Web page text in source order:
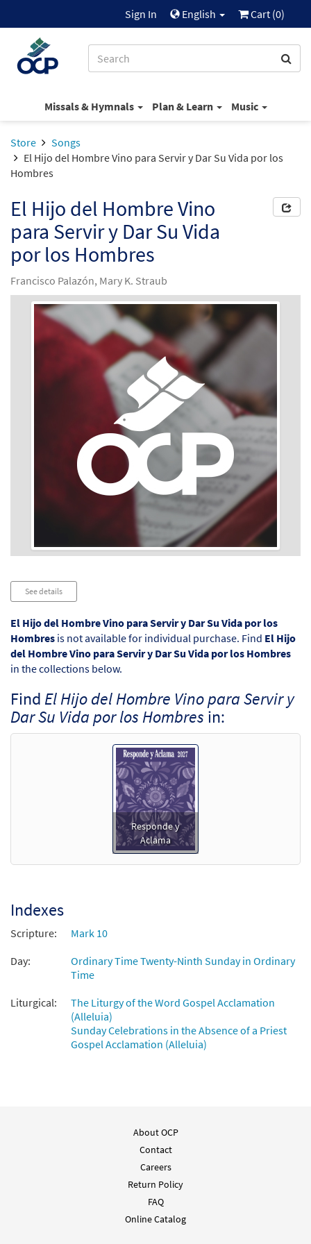
Sign In English Cart (0)
Missals & Hymnals Plan & Learn Music
Store
Songs
El Hijo del Hombre Vino para Servir y Dar Su Vida por los
Hombres
El Hijo del Hombre Vino
para Servir y Dar Su Vida
por los Hombres
Francisco Palazón, Mary K. Straub
See details
El Hijo del Hombre Vino para Servir y Dar Su Vida por los
Hombres is not available for individual purchase. Find El Hijo
del Hombre Vino para Servir y Dar Su Vida por los Hombres
in the collections below.
Find El Hijo del Hombre Vino para Servir y
Dar Su Vida por los Hombres in:
Responde y
Aclama
Indexes
Scripture:
Mark 10
Day:
Ordinary Time Twenty-Ninth Sunday in Ordinary
Time
Liturgical:
The Liturgy of the Word Gospel Acclamation
(Alleluia)
Sunday Celebrations in the Absence of a Priest
Gospel Acclamation (Alleluia)
About OCP
Contact
Careers
Return Policy
FAQ
Online Catalog